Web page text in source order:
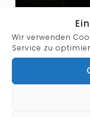
Wir verwenden
Service zu